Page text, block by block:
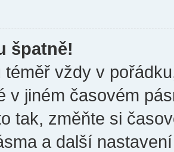
špatně!
téměř vždy v
v jiném časovém
tak, změňte si
a další